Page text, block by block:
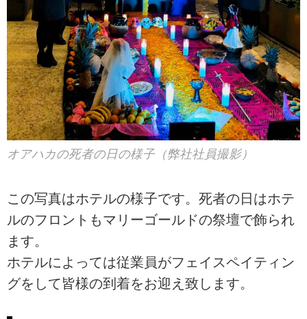
オアハカの死者の日の様子（弊社社員撮影）
この写真はホテルの様子です。死者の日はホテ
ルのフロントもマリーゴールドの祭壇で飾られ
ます。
ホテルによっては従業員がフェイスペイティン
グをして皆様の到着をお迎え致します。